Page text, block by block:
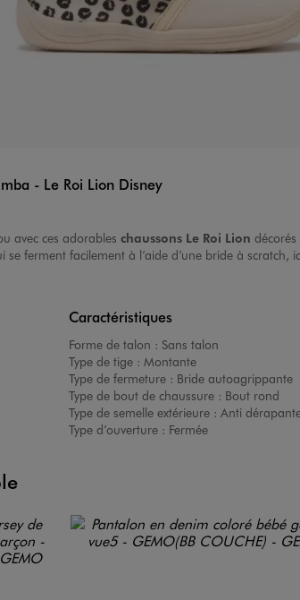
- Le Roi Lion Disney
avec ces adorables chaussons Le Roi Lion
ferment facilement à l’aide d’une bride à
Caractéristiques
Forme de talon : Sans talon
Type de tige : Montante
Type de fermeture : Bride autoagrippante
Type de bout de chaussure : Bout rond
Type de semelle extérieure : Anti
Type d’ouverture : Fermée